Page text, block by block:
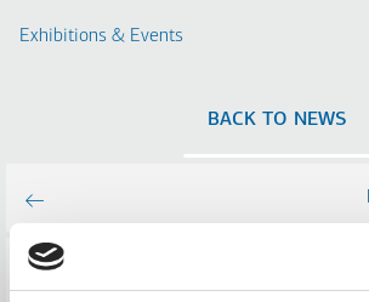
Exhibitions & Events
BACK TO NEWS
NEXT POST